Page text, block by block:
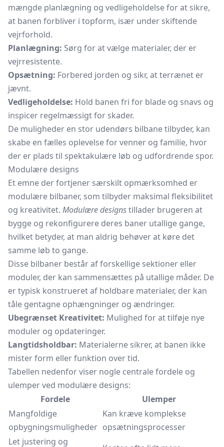
mængde planlægning og vedligeholdelse for at sikre,
at banen forbliver i topform, især under skiftende
vejrforhold.
Planlægning: Sørg for at vælge materialer, der er
vejrresistente.
Opsætning: Forbered jorden og sikr, at terrænet er
jævnt.
Vedligeholdelse: Hold banen fri for blade og snavs og
inspicer regelmæssigt for skader.
De muligheder en stor udendørs bilbane tilbyder, kan
skabe en fælles oplevelse for venner og familie, hvor
der er plads til spektakulære løb og udfordrende spor.
Modulære designs
Et emne der fortjener særskilt opmærksomhed er
modulære bilbaner, som tilbyder maksimal fleksibilitet
og kreativitet. Modulære designstillader brugeren at
bygge og rekonfigurere deres baner utallige gange,
hvilket betyder, at man aldrig behøver at køre det
samme løb to gange.
Disse bilbaner består af forskellige sektioner eller
moduler, der kan sammensættes på utallige måder. De
er typisk konstrueret af holdbare materialer, der kan
tåle gentagne ophængninger og ændringer.
Ubegrænset Kreativitet: Mulighed for at tilføje nye
moduler og opdateringer.
Langtidsholdbar: Materialerne sikrer, at banen ikke
mister form eller funktion over tid.
Tabellen nedenfor viser nogle centrale fordele og
ulemper ved modulære designs:
Fordele
Ulemper
Mangfoldige
opbygningsmuligheder
Kan kræve komplekse
opsætningsprocesser
Let justering og